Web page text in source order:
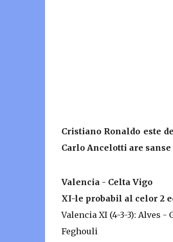
Cristiano Ronaldo este
Carlo Ancelotti are
Valencia - Celta Vigo
XI-le probabil al celor 2
Valencia XI (4-3-3): Alves -
Feghouli